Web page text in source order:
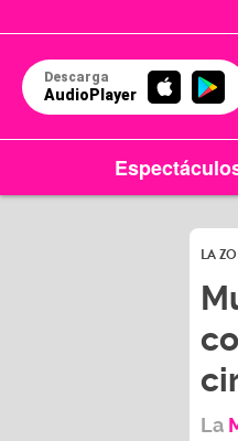
Descarga
AudioPlayer
LA
La